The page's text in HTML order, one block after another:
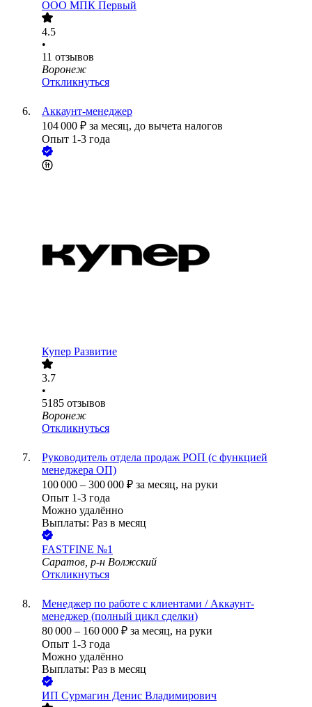
ООО МПК Первый
4.5
•
11 отзывов
Воронеж
Откликнуться
Аккаунт-менеджер
104 000 ₽ за месяц, до вычета налогов
Опыт 1-3 года
Купер Развитие
3.7
•
5185 отзывов
Воронеж
Откликнуться
Руководитель отдела продаж РОП (с функцией
менеджера ОП)
100 000 – 300 000 ₽ за месяц, на руки
Опыт 1-3 года
Можно удалённо
Выплаты: Раз в месяц
FASTFINE №1
Саратов, р-н Волжский
Откликнуться
Менеджер по работе с клиентами / Аккаунт-
менеджер (полный цикл сделки)
80 000 – 160 000 ₽ за месяц, на руки
Опыт 1-3 года
Можно удалённо
Выплаты: Раз в месяц
ИП Сурмагин Денис Владимирович